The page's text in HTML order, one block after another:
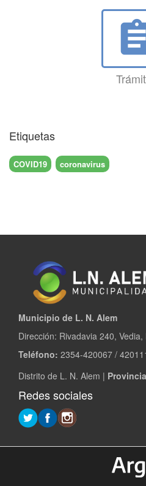
Etiquetas
COVID19 coronavirus
Municipio de L. N. Alem
Dirección: Rivadavia 240,
Teléfono: 2354-420067 /
Distrito de L. N. Alem |
Redes sociales